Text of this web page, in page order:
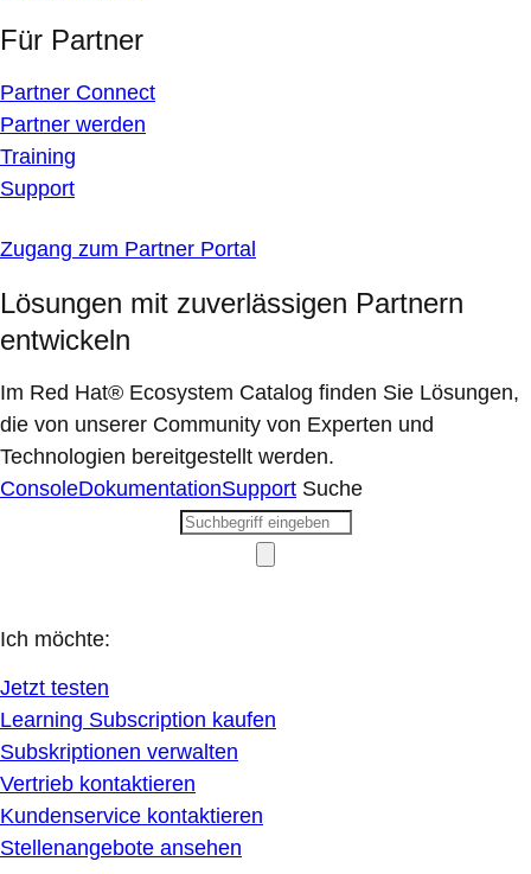
Für Partner
Partner Connect
Partner werden
Training
Support
Zugang zum Partner Portal
Lösungen mit zuverlässigen Partnern
entwickeln
Im Red Hat® Ecosystem Catalog finden Sie Lösungen,
die von unserer Community von Experten und
Technologien bereitgestellt werden.
ConsoleDokumentationSupport Suche
Ich möchte:
Jetzt testen
Learning Subscription kaufen
Subskriptionen verwalten
Vertrieb kontaktieren
Kundenservice kontaktieren
Stellenangebote ansehen